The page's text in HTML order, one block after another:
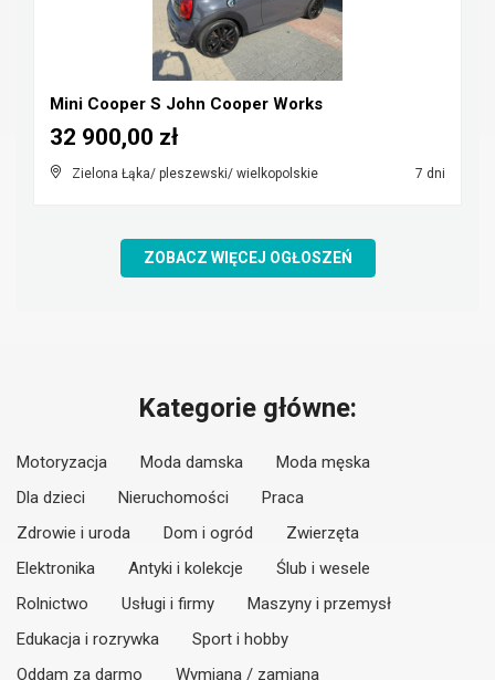
Mini Cooper S John Cooper Works
Zielona Łąka/ pleszewski/ wielkopolskie 7 dni
32 900,00 zł
ZOBACZ WIĘCEJ OGŁOSZEŃ
Kategorie główne:
Motoryzacja Moda damska
Moda męska
Dla dzieci
Nieruchomości
Praca
Zdrowie i uroda
Dom i ogród
Zwierzęta
Elektronika
Antyki i kolekcje
Ślub i wesele
Rolnictwo
Usługi i firmy
Maszyny i przemysł
Edukacja i rozrywka
Sport i hobby
Oddam za darmo
Wymiana / zamiana